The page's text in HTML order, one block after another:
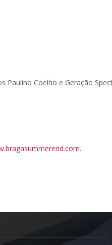
Paulino Coelho e Geração
.